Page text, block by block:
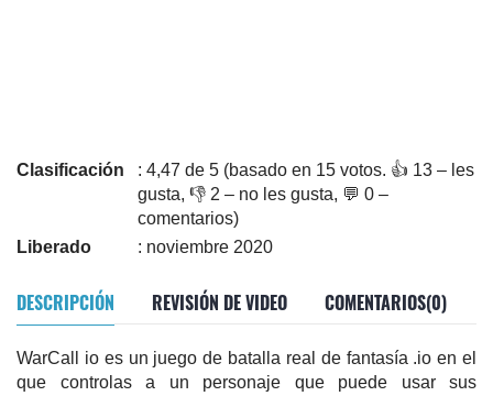
Clasificación
: 4,47 de 5 (basado en 15 votos. 👍 13 – les
gusta, 👎 2 – no les gusta, 💬 0 –
comentarios)
Liberado
: noviembre 2020
DESCRIPCIÓN REVISIÓN DE VIDEO COMENTARIOS(0)
WarCall io es un juego de batalla real de fantasía .io en el
que controlas a un personaje que puede usar sus